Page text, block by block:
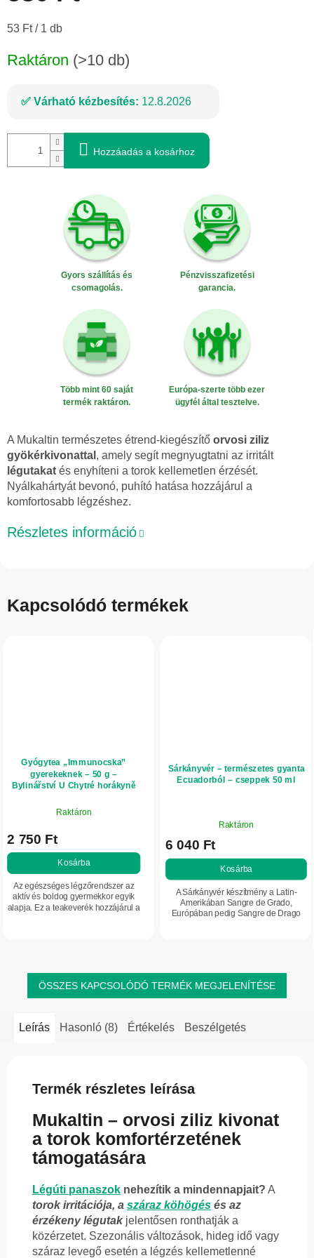
Egységár:
53 Ft / 1 db
Raktáron (>10 db)
Várható kézbesítés: 12.8.2026
Hozzáadás a kosárhoz
Gyors szállítás és
csomagolás.
Pénzvisszafizetési
garancia.
Több mint 60 saját
termék raktáron.
Európa-szerte több ezer
ügyfél által tesztelve.
A Mukaltin természetes étrend-kiegészítő orvosi ziliz
gyökérkivonattal , amely segít megnyugtatni az irritált
légutakat és enyhíteni a torok kellemetlen érzését.
Nyálkahártyát bevonó, puhító hatása hozzájárul a
komfortosabb légzéshez.
Részletes információ
Kapcsolódó termékek
Gyógytea „Immunocska”
gyerekeknek – 50 g –
Bylinářství U Chytré horákyně
Raktáron
2 750 Ft
Kosárba
Az egészséges légzőrendszer az
aktív és boldog gyermekkor egyik
alapja. Ez a teakeverék hozzájárul a
Sárkányvér – természetes gyanta
Ecuadorból – cseppek 50 ml
átlagos
értékelése
5-
ből
csillag.
Raktáron
6 040 Ft
Kosárba
A Sárkányvér készítmény a Latin-
Amerikában Sangre de Grado,
Európában pedig Sangre de Drago
ÖSSZES KAPCSOLÓDÓ TERMÉK MEGJELENÍTÉSE
Leírás Hasonló (8) Értékelés Beszélgetés
Termék részletes leírása
Mukaltin – orvosi ziliz kivonat
a torok komfortérzetének
támogatására
Légúti panaszok nehezítik a mindennapjait? A
torok irritációja, a száraz köhögés és az
érzékeny légutakjelentősen ronthatják a
közérzetet. Szezonális változások, hideg idő vagy
száraz levegő esetén a légzés kellemetlenné